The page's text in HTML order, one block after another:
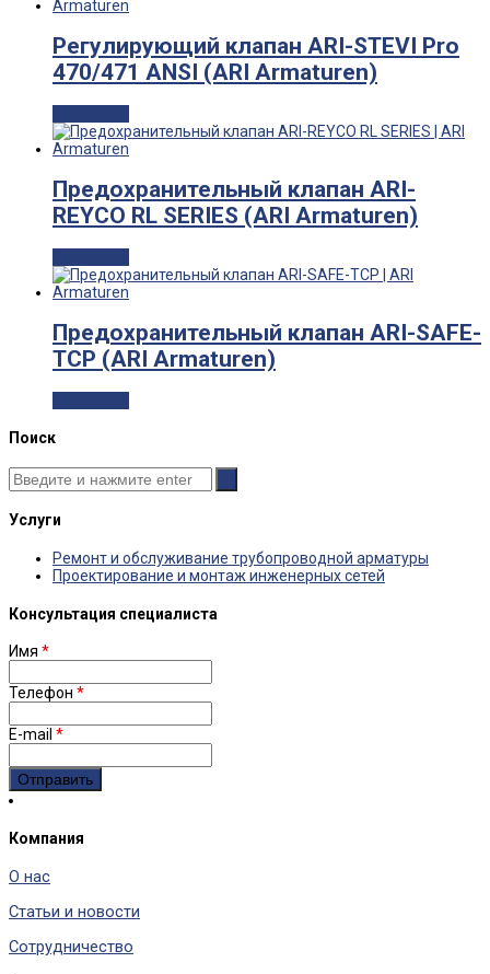
Регулирующий клапан ARI-STEVI Pro
470/471 ANSI (ARI Armaturen)
Предохранительный клапан ARI-
REYCO RL SERIES (ARI Armaturen)
Предохранительный клапан ARI-SAFE-
TCP (ARI Armaturen)
Поиск
Услуги
Ремонт и обслуживание трубопроводной арматуры
Проектирование и монтаж инженерных сетей
Консультация специалиста
Имя *
Телефон *
E-mail *
Компания
О нас
Статьи и новости
Сотрудничество